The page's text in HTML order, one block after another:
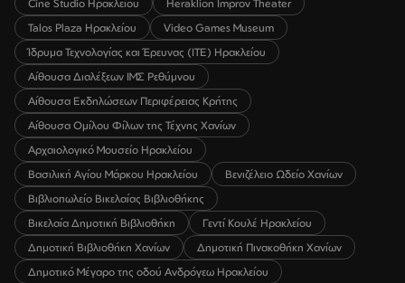
Cine Studio Ηρακλείου
Heraklion Improv Theater
Talos Plaza Ηρακλείου
Video Games Museum
Ίδρυμα Τεχνολογίας και Έρευνας (ΙΤΕ) Ηρακλείου
Αίθουσα Διαλέξεων ΙΜΣ Ρεθύμνου
Αίθουσα Εκδηλώσεων Περιφέρειας Κρήτης
Αίθουσα Ομίλου Φίλων της Τέχνης Χανίων
Αρχαιολογικό Μουσείο Ηρακλείου
Βασιλική Αγίου Μάρκου Ηρακλείου
Βενιζέλειο Ωδείο Χανίων
Βιβλιοπωλείο Βικελαίας Βιβλιοθήκης
Βικελαία Δημοτική Βιβλιοθήκη
Γεντί Κουλέ Ηρακλείου
Δημοτική Βιβλιοθήκη Χανίων
Δημοτική Πινακοθήκη Χανίων
Δημοτικό Μέγαρο της οδού Ανδρόγεω Ηρακλείου